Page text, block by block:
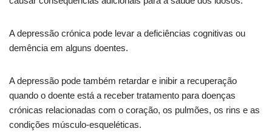
A depressão crónica pode levar a deficiências cognitivas ou
demência em alguns doentes.
A depressão pode também retardar e inibir a recuperação
quando o doente está a receber tratamento para doenças
crónicas relacionadas com o coração, os pulmões, os rins e as
condições músculo-esqueléticas.